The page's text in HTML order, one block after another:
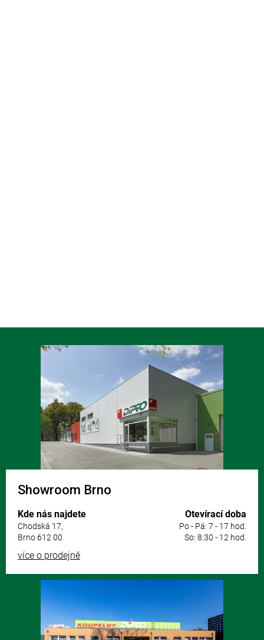
Showroom Brno
Kde nás najdete
Chodská 17,
Brno 612 00
Otevírací doba
Po - Pá: 7 - 17 hod.
So: 8:30 - 12 hod.
více o prodejně